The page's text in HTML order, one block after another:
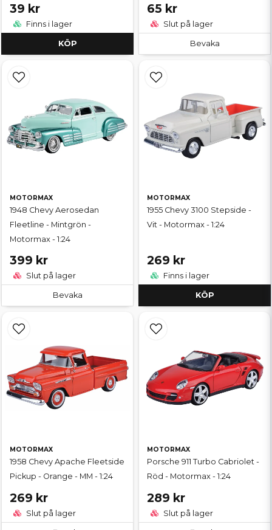
39 kr
Finns i lager
KÖP
65 kr
Slut på lager
Bevaka
MOTORMAX
1948 Chevy Aerosedan
Fleetline - Mintgrön -
Motormax - 1:24
399 kr
Slut på lager
Bevaka
MOTORMAX
1955 Chevy 3100 Stepside -
Vit - Motormax - 1:24
269 kr
Finns i lager
KÖP
MOTORMAX
1958 Chevy Apache Fleetside
Pickup - Orange - MM - 1:24
269 kr
Slut på lager
MOTORMAX
Porsche 911 Turbo Cabriolet -
Röd - Motormax - 1:24
289 kr
Slut på lager